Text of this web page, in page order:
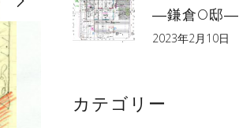
―鎌倉O邸―
2023年2月10日
カテゴリー